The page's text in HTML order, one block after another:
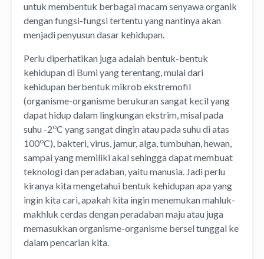
untuk membentuk berbagai macam senyawa organik
dengan fungsi-fungsi tertentu yang nantinya akan
menjadi penyusun dasar kehidupan.
Perlu diperhatikan juga adalah bentuk-bentuk
kehidupan di Bumi yang terentang, mulai dari
kehidupan berbentuk mikrob ekstremofil
(organisme-organisme berukuran sangat kecil yang
dapat hidup dalam lingkungan ekstrim, misal pada
suhu -2oC yang sangat dingin atau pada suhu di atas
100oC), bakteri, virus, jamur, alga, tumbuhan, hewan,
sampai yang memiliki akal sehingga dapat membuat
teknologi dan peradaban, yaitu manusia. Jadi perlu
kiranya kita mengetahui bentuk kehidupan apa yang
ingin kita cari, apakah kita ingin menemukan mahluk-
makhluk cerdas dengan peradaban maju atau juga
memasukkan organisme-organisme bersel tunggal ke
dalam pencarian kita.